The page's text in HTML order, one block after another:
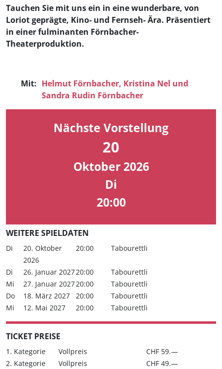
Tauchen Sie mit uns ein in eine wunderbare, von
Loriot geprägte, Kino- und Fernseh- Ära. Präsentiert
in einer fulminanten Förnbacher-
Theaterproduktion.
Mit: Helmut Förnbacher, Kristina Nel und
Sandra Rudin Förnbacher
Nächste Vorstellung
20
Oktober 2026
Di
20:00
WEITERE SPIELDATEN
Di
20. Oktober
2026
20:00 Tabourettli
Di 26. Januar 202720:00
Tabourettli
Mi
27. Januar 202720:00
Tabourettli
Do
18. März 2027 20:00
Tabourettli
Mi
12. Mai 2027 20:00 Tabourettli
TICKET PREISE
1. Kategorie Vollpreis
CHF 59.—
2. Kategorie
Vollpreis CHF 49.—